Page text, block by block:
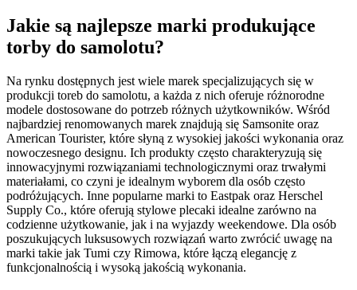
Jakie są najlepsze marki produkujące
torby do samolotu?
Na rynku dostępnych jest wiele marek specjalizujących się w
produkcji toreb do samolotu, a każda z nich oferuje różnorodne
modele dostosowane do potrzeb różnych użytkowników. Wśród
najbardziej renomowanych marek znajdują się Samsonite oraz
American Tourister, które słyną z wysokiej jakości wykonania oraz
nowoczesnego designu. Ich produkty często charakteryzują się
innowacyjnymi rozwiązaniami technologicznymi oraz trwałymi
materiałami, co czyni je idealnym wyborem dla osób często
podróżujących. Inne popularne marki to Eastpak oraz Herschel
Supply Co., które oferują stylowe plecaki idealne zarówno na
codzienne użytkowanie, jak i na wyjazdy weekendowe. Dla osób
poszukujących luksusowych rozwiązań warto zwrócić uwagę na
marki takie jak Tumi czy Rimowa, które łączą elegancję z
funkcjonalnością i wysoką jakością wykonania.